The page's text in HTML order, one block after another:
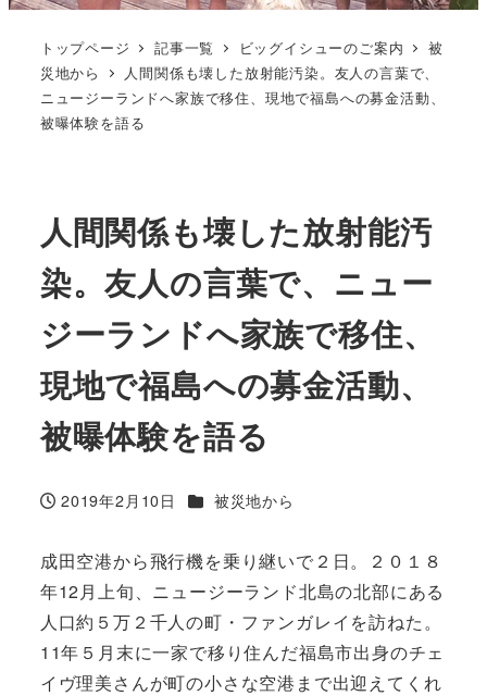
トップページ 記事一覧 ビッグイシューのご案内
被
災地から
人間関係も壊した放射能汚染。友人の言葉で、
ニュージーランドへ家族で移住、現地で福島への募金活動、
被曝体験を語る
人間関係も壊した放射能汚
染。友人の言葉で、ニュー
ジーランドへ家族で移住、
現地で福島への募金活動、
被曝体験を語る
投稿日
2019年2月10日 カテゴリー
被災地から
成田空港から飛行機を乗り継いで２日。２０１８
年12月上旬、ニュージーランド北島の北部にある
人口約５万２千人の町・ファンガレイを訪ねた。
11年５月末に一家で移り住んだ福島市出身のチェ
イヴ理美さんが町の小さな空港まで出迎えてくれ